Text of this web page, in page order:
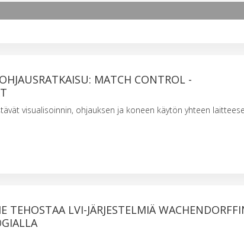
MATCH CONTROL -
visualisoinnin, ohjauksen ja koneen käytön yhteen
TEHOSTAA LVI-JÄRJESTELMIÄ